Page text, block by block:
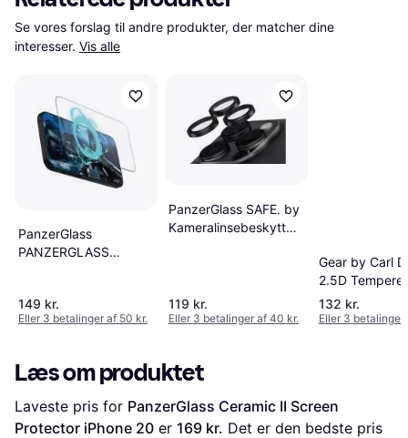
Se vores forslag til andre produkter, der matcher dine
interesser. Vis alle
PanzerGlass
PANZERGLASS
IPHONE '24 6.9 PRO
ULTRA-WIDE FIT
149 kr.
Eller 3 betalinger af 50 kr.
PanzerGlass SAFE. by
Kameralinsebeskytter
119 kr.
Eller 3 betalinger af 40 kr.
Gear by Carl
2.5D
Screen
iPhone 12 Pro
132 kr.
Eller 3 betalinger
Læs om produktet
Laveste pris for PanzerGlass Ceramic II Screen
Protector iPhone 20 er 169 kr. Det er den bedste pris